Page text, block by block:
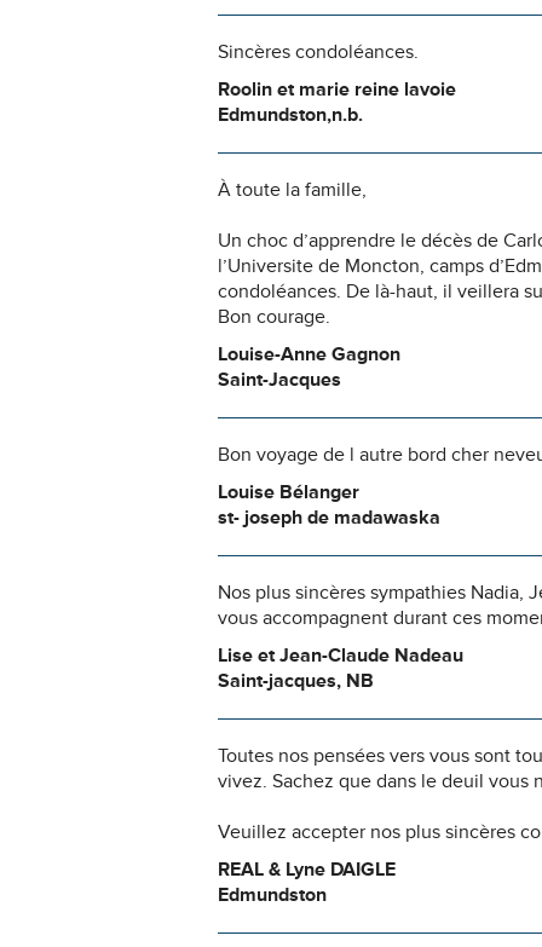
Sincères condoléances.
Roolin et marie reine lavoie
Edmundston,n.b.
À toute la famille,
Un choc d’apprendre le décès de
l’Universite de Moncton, camps
condoléances. De là-haut, il veillera
Bon courage.
Louise-Anne Gagnon
Saint-Jacques
Bon voyage de l autre bord cher
Louise Bélanger
st- joseph de madawaska
Nos plus sincères sympathies Nadia,
vous accompagnent durant ces
Lise et Jean-Claude Nadeau
Saint-jacques, NB
Toutes nos pensées vers vous sont
vivez. Sachez que dans le deuil vous
Veuillez accepter nos plus sincères
REAL & Lyne DAIGLE
Edmundston